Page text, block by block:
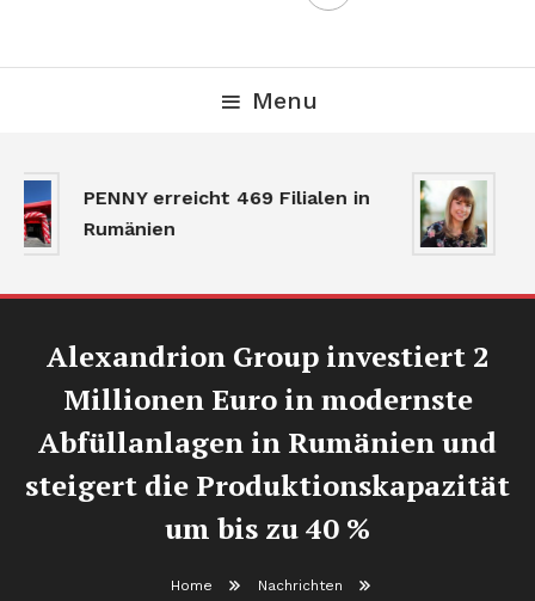
Menu
PENNY erreicht 469 Filialen in
Rumänien
Alexandrion Group investiert 2
Millionen Euro in modernste
Abfüllanlagen in Rumänien und
steigert die Produktionskapazität
um bis zu 40 %
Home
Nachrichten